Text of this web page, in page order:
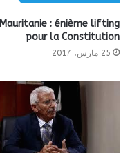
Mauritanie : énième lifting
pour la Constitution
25 مارس، 2017